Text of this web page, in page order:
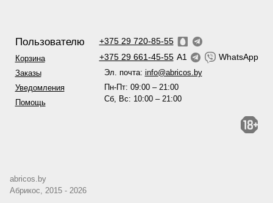
Пользователю
Корзина
Заказы
Уведомления
Помощь
+375 29 720-85-55
+375 29 661-45-55 A1 WhatsApp
Эл. почта: info@abricos.by
Пн-Пт: 09:00 – 21:00
Сб, Вс: 10:00 – 21:00
abricos.by
Абрикос, 2015 - 2026